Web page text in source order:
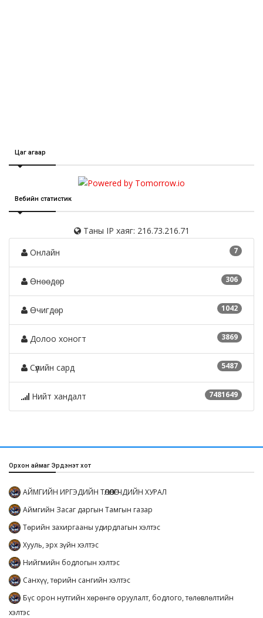
Цаг агаар
Вебийн статистик
Таны IP хаяг: 216.73.216.71
7
Онлайн
306
Өнөөдөр
1042
Өчигдөр
3869
Долоо хоногт
5487
Сүүлийн сард
7481649
Нийт хандалт
Орхон аймаг Эрдэнэт хот
АЙМГИЙН ИРГЭДИЙН ТӨЛӨӨЛӨГЧДИЙН ХУРАЛ
Аймгийн Засаг даргын Тамгын газар
Төрийн захиргааны удирдлагын хэлтэс
Хууль, эрх зүйн хэлтэс
Нийгмийн бодлогын хэлтэс
Санхүү, төрийн сангийн хэлтэс
Бүс орон нутгийн хөрөнгө оруулалт, бодлого, төлөвлөлтийн
хэлтэс